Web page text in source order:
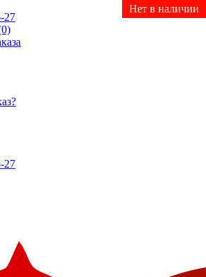
27
27
Нет в наличии
Нет в наличии
Нет в наличии
Нет в наличии
Нет в наличии
Нет в наличии
Нет в наличии